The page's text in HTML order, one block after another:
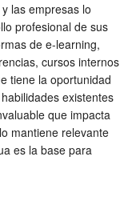
las empresas lo
profesional de sus
de e-learning,
cursos internos
tiene la oportunidad
existentes
que impacta
mantiene relevante
es la base para